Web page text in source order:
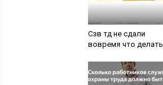
Сзв тд не сдали
вовремя что делать